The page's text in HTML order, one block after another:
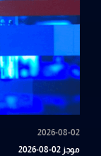
2026-08-02
موجز 02-08-2026